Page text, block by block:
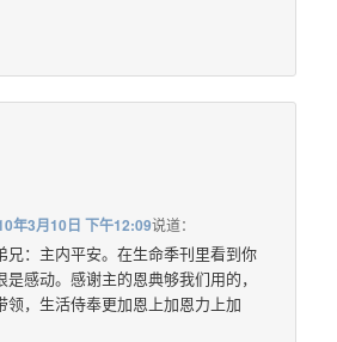
年3月10日 下午12:09说道：
兄：主内平安。在生命季刊里看到你
感动。感谢主的恩典够我们用的，
领，生活侍奉更加恩上加恩力上加